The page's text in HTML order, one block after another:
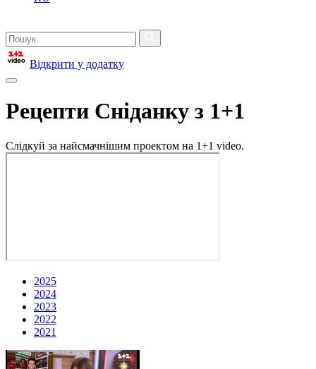
Відкрити у додатку
Рецепти Сніданку з 1+1
Слідкуй за найсмачнішим проектом на 1+1 video.
2025
2024
2023
2022
2021